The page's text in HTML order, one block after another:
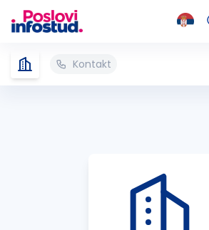
Kontakt